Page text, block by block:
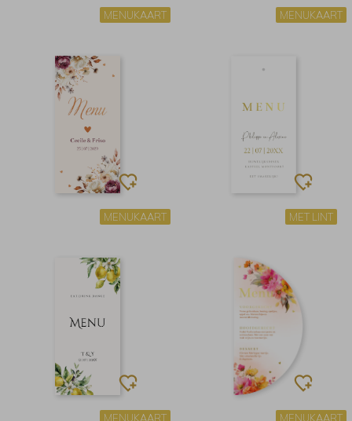
MENUKAART MENUKAART
MENUKAART MET LINT
MENUKAART MENUKAART